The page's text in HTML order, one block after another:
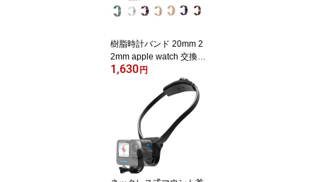
樹脂時計バンド 20mm 2
2mm apple watch 交換バ
ンド ベルト 軽量 スタイ
リッシュ スマートウォッ
チバンド クイックリリー
ス 腕時計 ウォッチベル
1,630 円